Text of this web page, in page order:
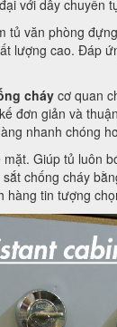
với dây chuyền
tủ văn phòng
lượng cao. Đáp
cháy cơ quan
đơn giản và
nhanh chóng
Giúp tủ luôn
chống cháy
hàng tin tượng